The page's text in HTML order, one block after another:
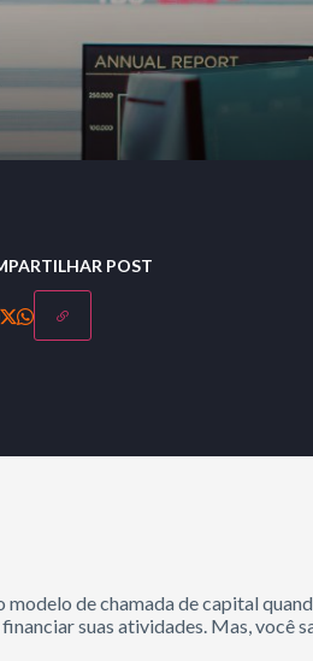
POST
modelo de chamada de capital
suas atividades. Mas, você